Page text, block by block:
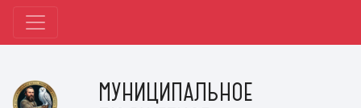
МУНИЦИПАЛЬНОЕ